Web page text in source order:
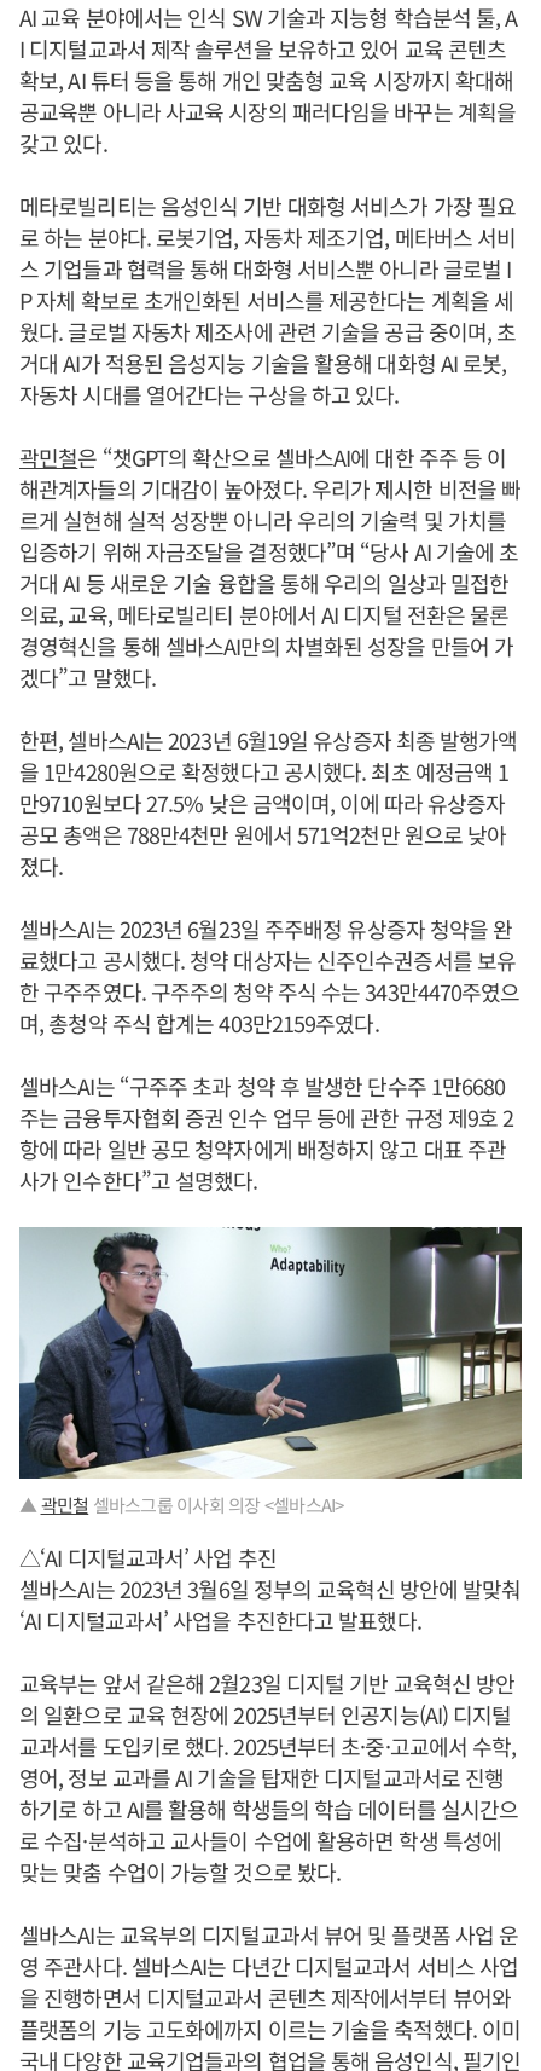
AI 교육 분야에서는 인식 SW 기술과 지능형 학습분석 툴, A
I 디지털교과서 제작 솔루션을 보유하고 있어 교육 콘텐츠
확보, AI 튜터 등을 통해 개인 맞춤형 교육 시장까지 확대해
공교육뿐 아니라 사교육 시장의 패러다임을 바꾸는 계획을
갖고 있다.
메타로빌리티는 음성인식 기반 대화형 서비스가 가장 필요
로 하는 분야다. 로봇기업, 자동차 제조기업, 메타버스 서비
스 기업들과 협력을 통해 대화형 서비스뿐 아니라 글로벌 I
P 자체 확보로 초개인화된 서비스를 제공한다는 계획을 세
웠다. 글로벌 자동차 제조사에 관련 기술을 공급 중이며, 초
거대 AI가 적용된 음성지능 기술을 활용해 대화형 AI 로봇,
자동차 시대를 열어간다는 구상을 하고 있다.
곽민철은 “챗GPT의 확산으로 셀바스AI에 대한 주주 등 이
해관계자들의 기대감이 높아졌다. 우리가 제시한 비전을 빠
르게 실현해 실적 성장뿐 아니라 우리의 기술력 및 가치를
입증하기 위해 자금조달을 결정했다”며 “당사 AI 기술에 초
거대 AI 등 새로운 기술 융합을 통해 우리의 일상과 밀접한
의료, 교육, 메타로빌리티 분야에서 AI 디지털 전환은 물론
경영혁신을 통해 셀바스AI만의 차별화된 성장을 만들어 가
겠다”고 말했다.
한편, 셀바스AI는 2023년 6월19일 유상증자 최종 발행가액
을 1만4280원으로 확정했다고 공시했다. 최초 예정금액 1
만9710원보다 27.5% 낮은 금액이며, 이에 따라 유상증자
공모 총액은 788만4천만 원에서 571억2천만 원으로 낮아
졌다.
셀바스AI는 2023년 6월23일 주주배정 유상증자 청약을 완
료했다고 공시했다. 청약 대상자는 신주인수권증서를 보유
한 구주주였다. 구주주의 청약 주식 수는 343만4470주였으
며, 총청약 주식 합계는 403만2159주였다.
셀바스AI는 “구주주 초과 청약 후 발생한 단수주 1만6680
주는 금융투자협회 증권 인수 업무 등에 관한 규정 제9호 2
항에 따라 일반 공모 청약자에게 배정하지 않고 대표 주관
사가 인수한다”고 설명했다.
▲곽민철 셀바스그룹 이사회 의장 <셀바스AI>
△‘AI 디지털교과서’ 사업 추진
셀바스AI는 2023년 3월6일 정부의 교육혁신 방안에 발맞춰
‘AI 디지털교과서’ 사업을 추진한다고 발표했다.
교육부는 앞서 같은해 2월23일 디지털 기반 교육혁신 방안
의 일환으로 교육 현장에 2025년부터 인공지능(AI) 디지털
교과서를 도입키로 했다. 2025년부터 초·중·고교에서 수학,
영어, 정보 교과를 AI 기술을 탑재한 디지털교과서로 진행
하기로 하고 AI를 활용해 학생들의 학습 데이터를 실시간으
로 수집·분석하고 교사들이 수업에 활용하면 학생 특성에
맞는 맞춤 수업이 가능할 것으로 봤다.
셀바스AI는 교육부의 디지털교과서 뷰어 및 플랫폼 사업 운
영 주관사다. 셀바스AI는 다년간 디지털교과서 서비스 사업
을 진행하면서 디지털교과서 콘텐츠 제작에서부터 뷰어와
플랫폼의 기능 고도화에까지 이르는 기술을 축적했다. 이미
국내 다양한 교육기업들과의 협업을 통해 음성인식, 필기인